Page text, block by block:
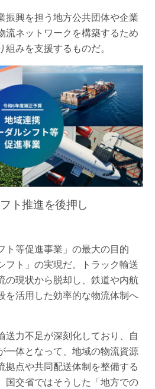
振興を担う地方公共団体や企業
流ネットワークを構築するため
みを支援するものだ。
ト推進を後押し
ト等促進事業」の最大の目的
フト」の実現だ。トラック輸送
の現状から脱却し、鉄道や内航
を活用した効率的な物流体制へ
送力不足が深刻化しており、自
一体となって、地域の物流資源
拠点や共同配送体制を整備する
国交省ではそうした「地方での